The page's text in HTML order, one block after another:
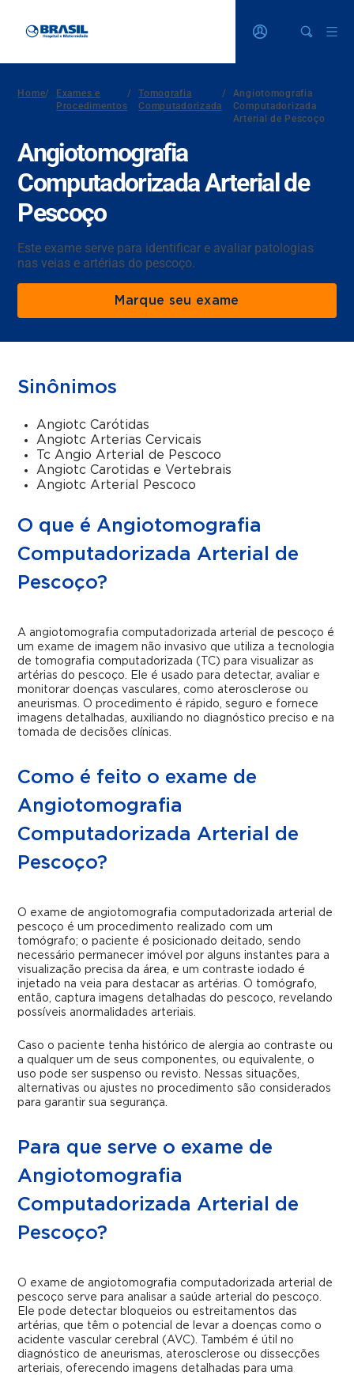
Home/
Exames e
Procedimentos
/
Tomografia
Computadorizada
/
Angiotomografia
Computadorizada
Arterial de Pescoço
Angiotomografia
Computadorizada Arterial de
Pescoço
Este exame serve para identificar e avaliar patologias
nas veias e artérias do pescoço.
Marque seu exame
Sinônimos
Angiotc Carótidas
Angiotc Arterias Cervicais
Tc Angio Arterial de Pescoco
Angiotc Carotidas e Vertebrais
Angiotc Arterial Pescoco
O que é Angiotomografia
Computadorizada Arterial de
Pescoço?
A angiotomografia computadorizada arterial de pescoço é
um exame de imagem não invasivo que utiliza a tecnologia
de tomografia computadorizada (TC) para visualizar as
artérias do pescoço. Ele é usado para detectar, avaliar e
monitorar doenças vasculares, como aterosclerose ou
aneurismas. O procedimento é rápido, seguro e fornece
imagens detalhadas, auxiliando no diagnóstico preciso e na
tomada de decisões clínicas.
Como é feito o exame de
Angiotomografia
Computadorizada Arterial de
Pescoço?
O exame de angiotomografia computadorizada arterial de
pescoço é um procedimento realizado com um
tomógrafo; o paciente é posicionado deitado, sendo
necessário permanecer imóvel por alguns instantes para a
visualização precisa da área, e um contraste iodado é
injetado na veia para destacar as artérias. O tomógrafo,
então, captura imagens detalhadas do pescoço, revelando
possíveis anormalidades arteriais.
Caso o paciente tenha histórico de alergia ao contraste ou
a qualquer um de seus componentes, ou equivalente, o
uso pode ser suspenso ou revisto. Nessas situações,
alternativas ou ajustes no procedimento são considerados
para garantir sua segurança.
Para que serve o exame de
Angiotomografia
Computadorizada Arterial de
Pescoço?
O exame de angiotomografia computadorizada arterial de
pescoço serve para analisar a saúde arterial do pescoço.
Ele pode detectar bloqueios ou estreitamentos das
artérias, que têm o potencial de levar a doenças como o
acidente vascular cerebral (AVC). Também é útil no
diagnóstico de aneurismas, aterosclerose ou dissecções
arteriais, oferecendo imagens detalhadas para uma